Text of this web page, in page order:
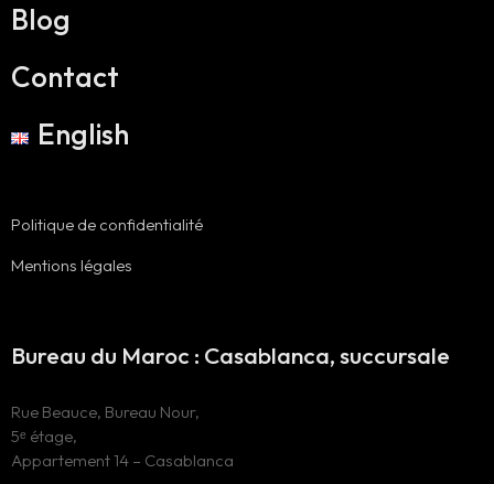
Blog
Contact
English
Politique de confidentialité
Mentions légales
Bureau du Maroc : Casablanca, succursale
Rue Beauce, Bureau Nour,
5ᵉ étage,
Appartement 14 – Casablanca